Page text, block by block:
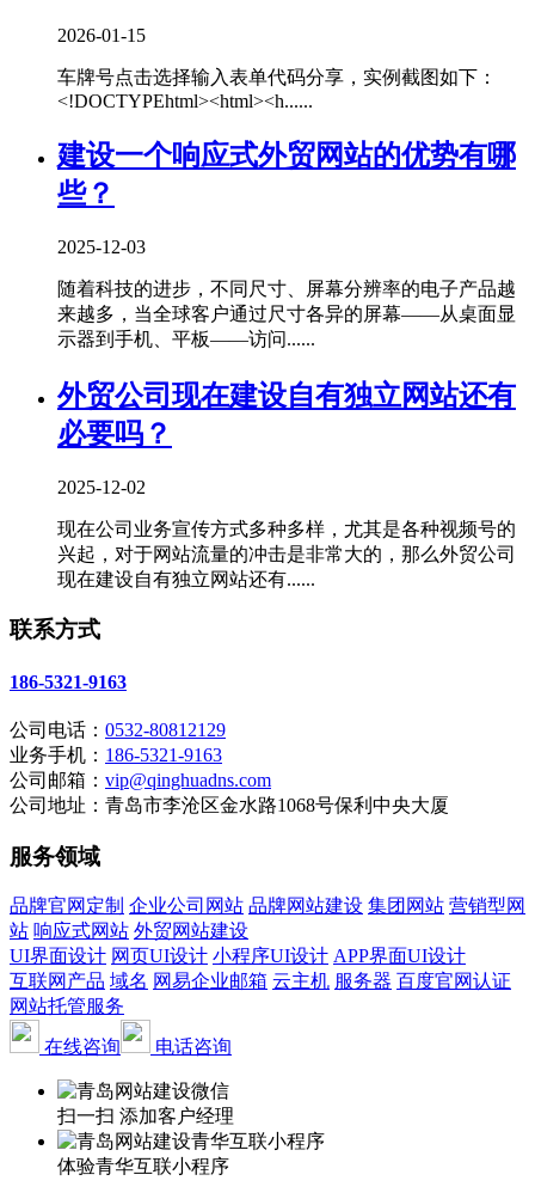
2026-01-15
车牌号点击选择输入表单代码分享，实例截图如下：
<!DOCTYPEhtml><html><h......
建设一个响应式外贸网站的优势有哪
些？
2025-12-03
随着科技的进步，不同尺寸、屏幕分辨率的电子产品越
来越多，当全球客户通过尺寸各异的屏幕——从桌面显
示器到手机、平板——访问......
外贸公司现在建设自有独立网站还有
必要吗？
2025-12-02
现在公司业务宣传方式多种多样，尤其是各种视频号的
兴起，对于网站流量的冲击是非常大的，那么外贸公司
现在建设自有独立网站还有......
联系方式
186-5321-9163
公司电话： 0532-80812129
业务手机： 186-5321-9163
公司邮箱： vip@qinghuadns.com
公司地址：青岛市李沧区金水路1068号保利中央大厦
服务领域
品牌官网定制 企业公司网站 品牌网站建设 集团网站 营销型网
站 响应式网站 外贸网站建设
UI界面设计 网页UI设计 小程序UI设计 APP界面UI设计
互联网产品 域名 网易企业邮箱 云主机 服务器 百度官网认证
网站托管服务
在线咨询
电话咨询
扫一扫 添加客户经理
体验青华互联小程序